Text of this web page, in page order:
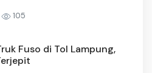
105
Fuso di Tol Lampung,